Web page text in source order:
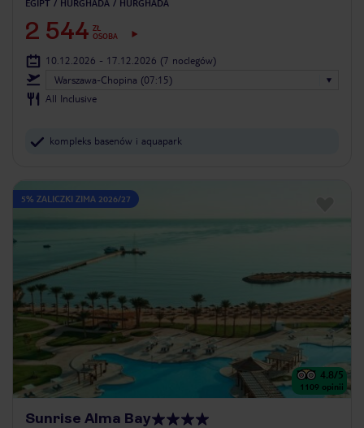
EGIPT HURGHADA HURGHADA
2 544 ZŁ
OSOBA
10.12.2026 - 17.12.2026 (7 noclegów)
Warszawa-Chopina (07:15)
All Inclusive
kompleks basenów i aquapark
5% ZALICZKI ZIMA 2026/27
4.8/5
1109 opinii
Sunrise Alma Bay